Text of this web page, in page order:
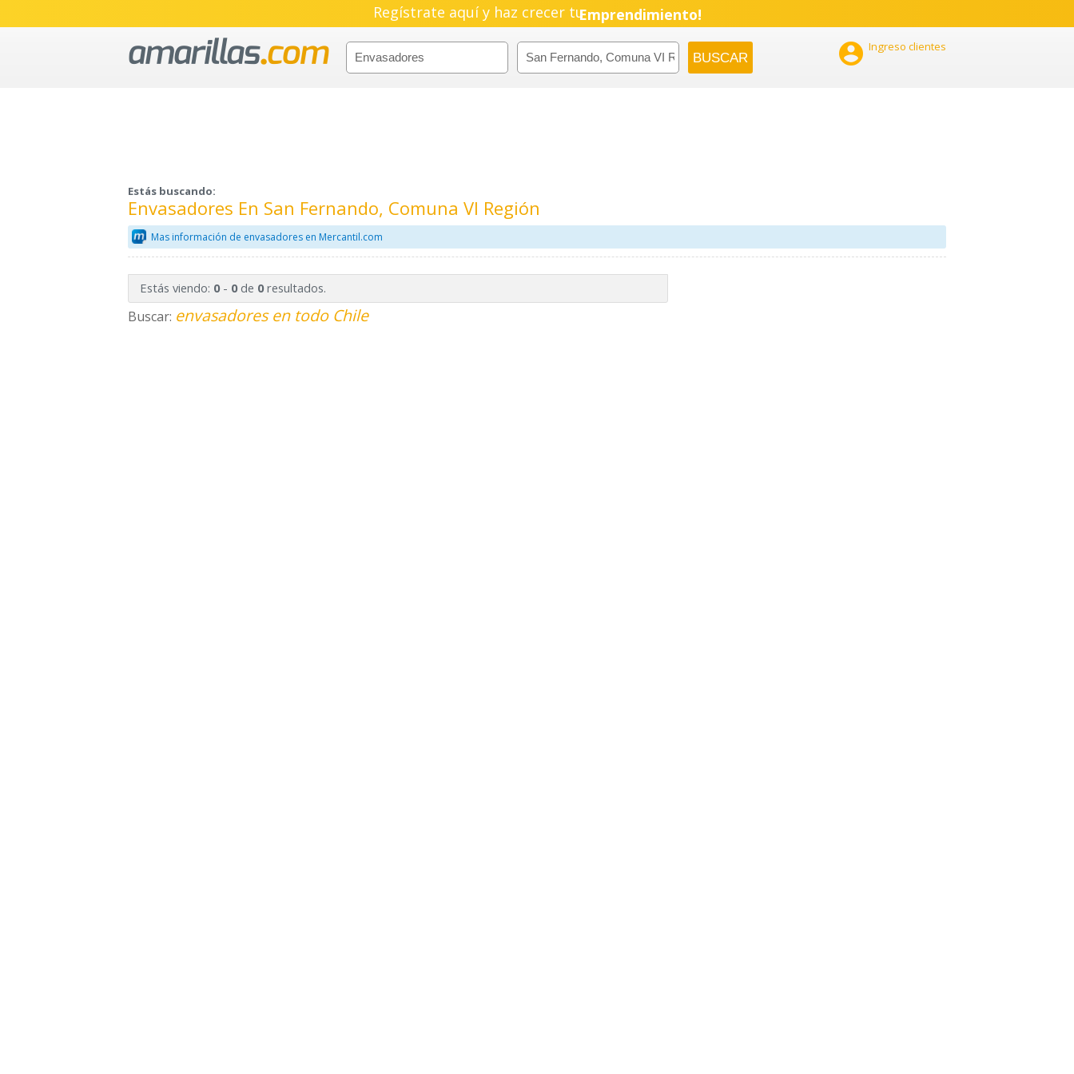
Regístrate aquí y haz crecer tuPyme!
Emprendimiento!
 Ingreso clientes
Estás buscando:
Envasadores En San Fernando, Comuna VI Región
Mas información de envasadores en Mercantil.com
Estás viendo: 0- 0de 0resultados.
Buscar: envasadores en todo Chile